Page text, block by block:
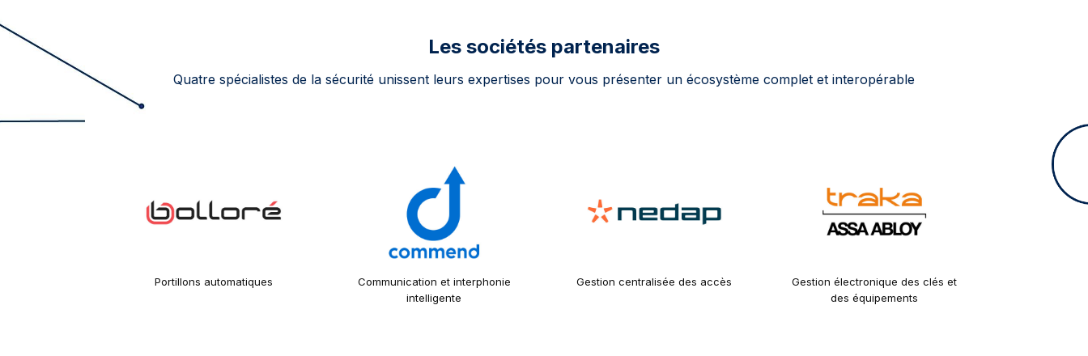
Les sociétés partenaires
Quatre spécialistes de la sécurité unissent leurs expertises pour vous présenter un écosystème complet et interopérable
Portillons automatiques
Communication et interphonie
intelligente
Gestion centralisée des accès
Gestion électronique des clés et
des équipements